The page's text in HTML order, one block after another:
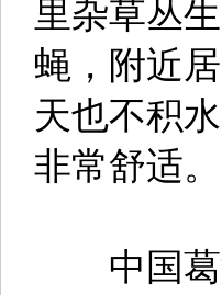
里杂草丛
蝇，附近
天也不积
非常舒适。
中国葛